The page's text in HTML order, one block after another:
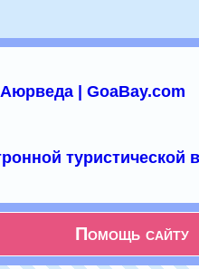
| GoaBay.com
туристической
Помощь сайту